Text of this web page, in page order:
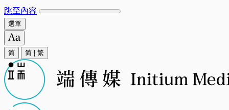
跳至內容
選單
简 简 繁